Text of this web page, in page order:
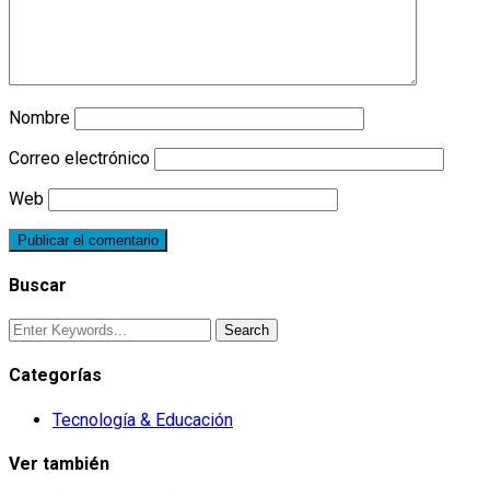
Nombre
Correo electrónico
Web
Buscar
Categorías
Tecnología & Educación
Ver también